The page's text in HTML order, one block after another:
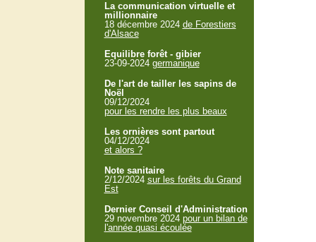
La communication virtuelle et
millionnaire
18 décembre 2024 de Forestiers
d'Alsace
Equilibre forêt - gibier
23-09-2024 germanique
De l'art de tailler les sapins de
Noël
09/12/2024
pour les rendre les plus beaux
Les ornières sont partout
04/12/2024
et alors ?
Note sanitaire
2/12/2024 sur les forêts du Grand
Est
Dernier Conseil d'Administration
29 novembre 2024 pour un bilan de
l'année quasi écoulée